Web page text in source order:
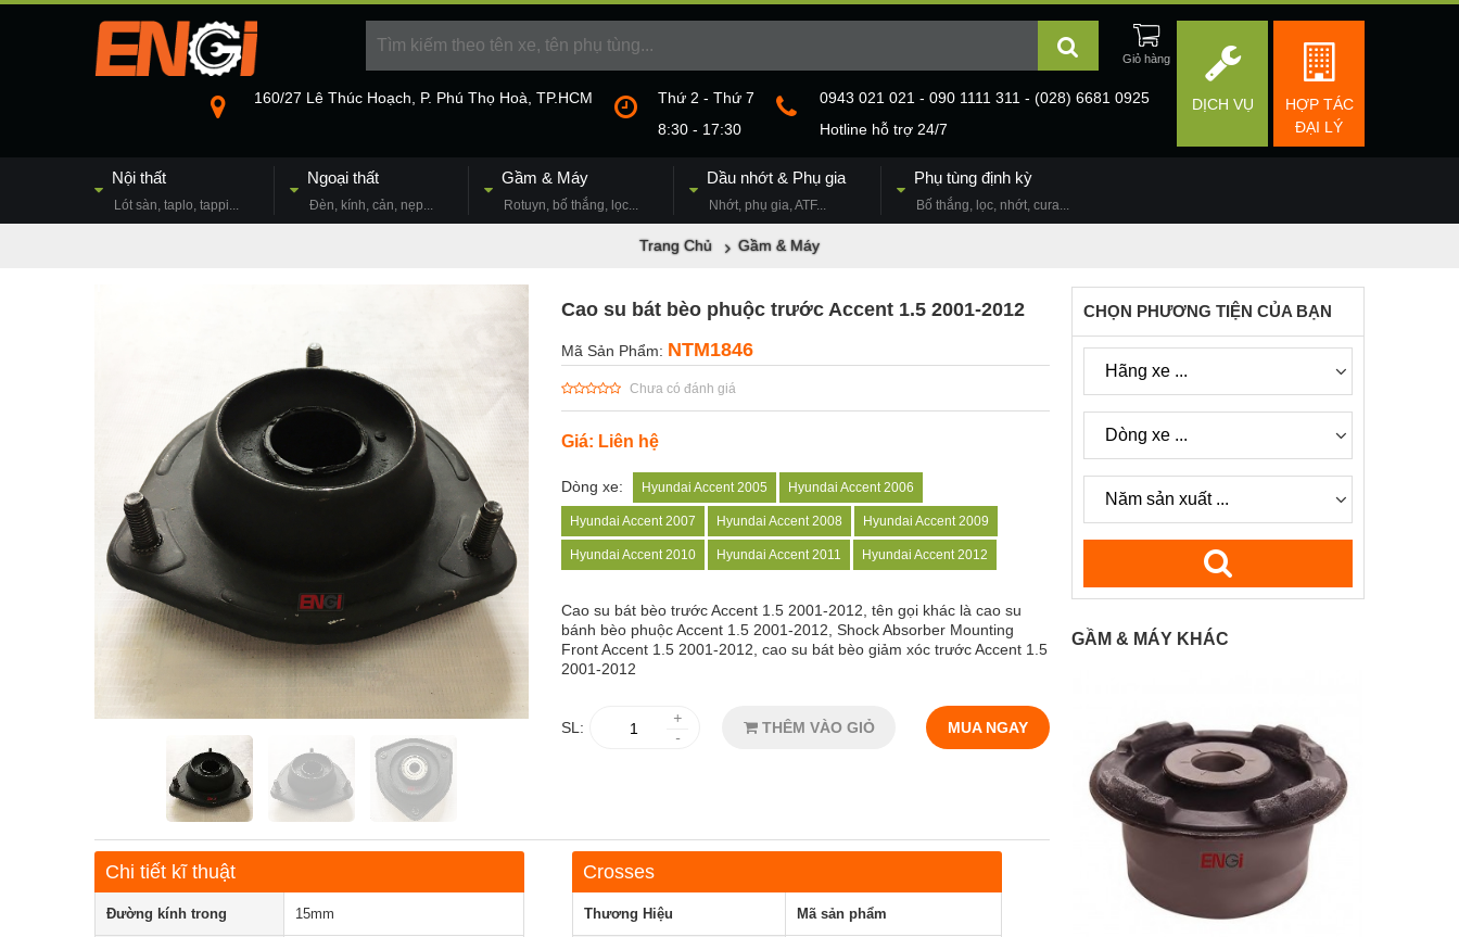
HỢP TÁC
ĐẠI LÝ
DỊCH VỤ
160/27 Lê Thúc Hoạch, P. Phú Thọ Hoà, TP.HCM
Thứ 2 - Thứ 7
8:30 - 17:30
0943 021 021 - 090 1111 311 - (028) 6681 0925
Hotline hỗ trợ 24/7
Nội thất
Lót sàn, taplo, tappi...
Ngoại thất
Đèn, kính, cản, nẹp...
Gầm & Máy
Rotuyn, bố thắng, lọc...
Dầu nhớt & Phụ gia
Nhớt, phụ gia, ATF...
Phụ tùng định kỳ
Bố thắng, lọc, nhớt, cura...
Trang Chủ Gầm & Máy
Cao su bát bèo phuộc trước Accent 1.5 2001-2012
Mã Sản Phẩm: NTM1846
Chưa có đánh giá
Giá: Liên hệ
Dòng xe: Hyundai Accent 2005 Hyundai Accent 2006
Hyundai Accent 2007 Hyundai Accent 2008 Hyundai Accent 2009
Hyundai Accent 2010 Hyundai Accent 2011 Hyundai Accent 2012
Cao su bát bèo trước Accent 1.5 2001-2012, tên gọi khác là cao su
bánh bèo phuộc Accent 1.5 2001-2012, Shock Absorber Mounting
Front Accent 1.5 2001-2012, cao su bát bèo giảm xóc trước Accent 1.5
2001-2012
SL:
+
-
THÊM VÀO GIỎ MUA NGAY
Chi tiết kĩ thuật
Đường kính trong 15mm
Crosses
Thương Hiệu Mã sản phẩm
CHỌN PHƯƠNG TIỆN CỦA BẠN
GẦM & MÁY KHÁC